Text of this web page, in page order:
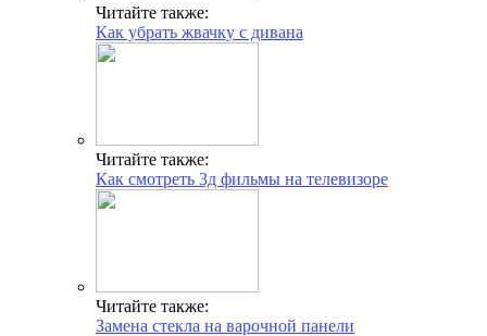
Читайте также:
Как убрать жвачку с дивана
Читайте также:
Как смотреть 3д фильмы на телевизоре
Читайте также:
Замена стекла на варочной панели